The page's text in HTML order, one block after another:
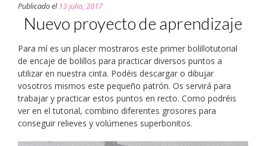
Publicado el 13 julio, 2017
Nuevo proyecto de aprendizaje
Para mí es un placer mostraros este primer bolillotutorial
de encaje de bolillos para practicar diversos puntos a
utilizar en nuestra cinta. Podéis descargar o dibujar
vosotros mismos este pequeño patrón. Os servirá para
trabajar y practicar estos puntos en recto. Como podréis
ver en el tutorial, combino diferentes grosores para
conseguir relieves y volúmenes superbonitos.